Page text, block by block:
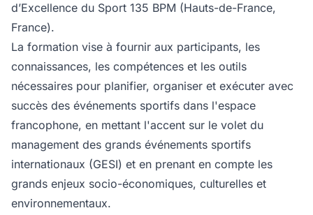
d’Excellence du Sport 135 BPM (Hauts-de-France,
France).
La formation vise à fournir aux participants, les
connaissances, les compétences et les outils
nécessaires pour planifier, organiser et exécuter avec
succès des événements sportifs dans l'espace
francophone, en mettant l'accent sur le volet du
management des grands événements sportifs
internationaux (GESI) et en prenant en compte les
grands enjeux socio-économiques, culturelles et
environnementaux.